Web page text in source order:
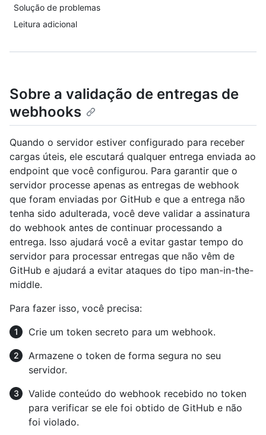
Solução de problemas
Leitura adicional
Sobre a validação de entregas de
webhooks
Quando o servidor estiver configurado para receber
cargas úteis, ele escutará qualquer entrega enviada ao
endpoint que você configurou. Para garantir que o
servidor processe apenas as entregas de webhook
que foram enviadas por GitHub e que a entrega não
tenha sido adulterada, você deve validar a assinatura
do webhook antes de continuar processando a
entrega. Isso ajudará você a evitar gastar tempo do
servidor para processar entregas que não vêm de
GitHub e ajudará a evitar ataques do tipo man-in-the-
middle.
Para fazer isso, você precisa:
Crie um token secreto para um webhook.
Armazene o token de forma segura no seu
servidor.
Valide conteúdo do webhook recebido no token
para verificar se ele foi obtido de GitHub e não
foi violado.